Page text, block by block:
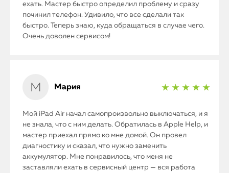
ехать. Мастер быстро определил проблему и сразу
починил телефон. Удивило, что все сделали так
быстро. Теперь знаю, куда обращаться в случае чего.
Очень доволен сервисом!
Мария ★ ★ ★ ★ ★
Мой iPad Air начал самопроизвольно выключаться, и я
не знала, что с ним делать. Обратилась в Apple Help, и
мастер приехал прямо ко мне домой. Он провел
диагностику и сказал, что нужно заменить
аккумулятор. Мне понравилось, что меня не
заставляли ехать в сервисный центр — вся работа